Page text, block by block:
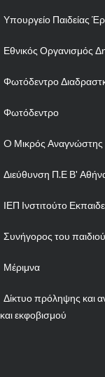
Υπουργείο Παιδείας
Εθνικός Οργανισμός
Φωτόδεντρο
Φωτόδεντρο
O Μικρός Αναγνώστης
Διεύθυνση Π.Ε Β'
ΙΕΠ Ινστιτούτο
Συνήγορος του παιδιού
Μέριμνα
Δίκτυο πρόληψης και
και εκφοβισμού